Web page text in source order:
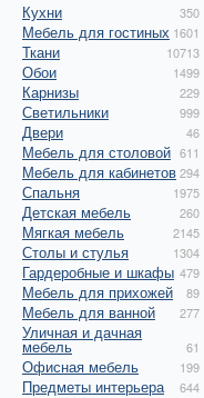
Кухни 350
Мебель для гостиных 1601
Ткани 10713
Обои 1499
Карнизы 229
Светильники 999
Двери 46
Мебель для столовой 611
Мебель для кабинетов294
Спальня 1975
Детская мебель 260
Мягкая мебель 2145
Столы и стулья 1304
Гардеробные и шкафы 479
Мебель для прихожей 89
Мебель для ванной 277
Уличная и дачная
мебель 61
Офисная мебель 199
Предметы интерьера 644